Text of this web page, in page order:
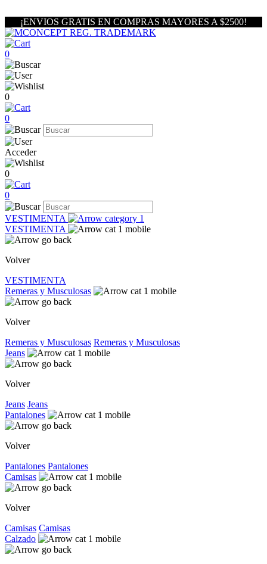
¡ENVIOS GRATIS EN COMPRAS MAYORES A $2500!
0
0
0
Acceder
0
0
VESTIMENTA
VESTIMENTA
Volver
VESTIMENTA
Remeras y Musculosas
Volver
Remeras y Musculosas Remeras y Musculosas
Jeans
Volver
Jeans Jeans
Pantalones
Volver
Pantalones Pantalones
Camisas
Volver
Camisas Camisas
Calzado